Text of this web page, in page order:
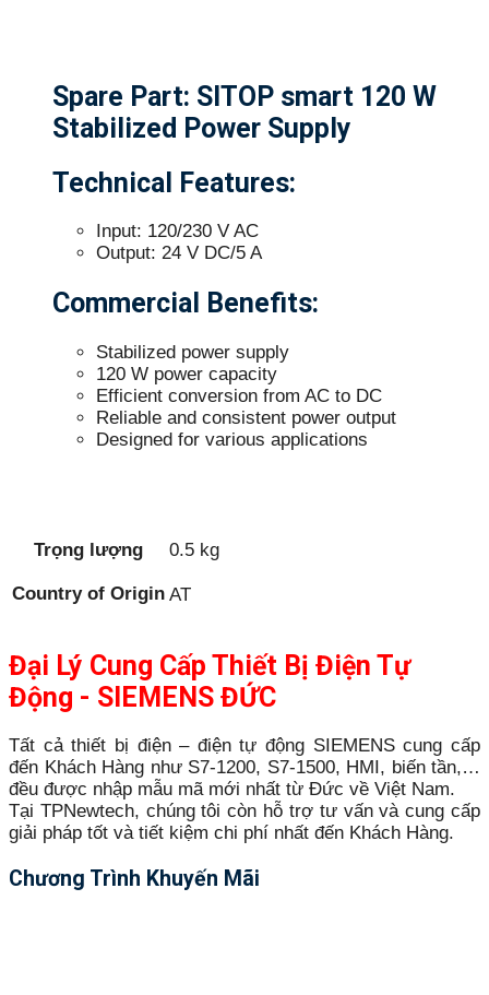
Spare Part: SITOP smart 120 W
Stabilized Power Supply
Technical Features:
Input: 120/230 V AC
Output: 24 V DC/5 A
Commercial Benefits:
Stabilized power supply
120 W power capacity
Efficient conversion from AC to DC
Reliable and consistent power output
Designed for various applications
Trọng lượng 0.5 kg
Country of Origin AT
Đại Lý Cung Cấp Thiết Bị Điện Tự
Động - SIEMENS ĐỨC
Tất cả thiết bị điện – điện tự động SIEMENS cung cấp
đến Khách Hàng như S7-1200, S7-1500, HMI, biến tần,…
đều được nhập mẫu mã mới nhất từ Đức về Việt Nam.
Tại TPNewtech, chúng tôi còn hỗ trợ tư vấn và cung cấp
giải pháp tốt và tiết kiệm chi phí nhất đến Khách Hàng.
Chương Trình Khuyến Mãi